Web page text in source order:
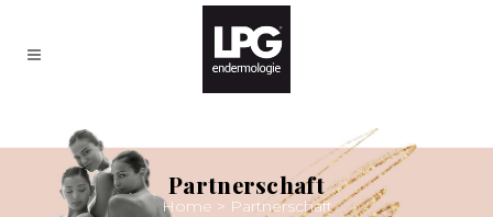
Partnerschaft
Home > Partnerschaft